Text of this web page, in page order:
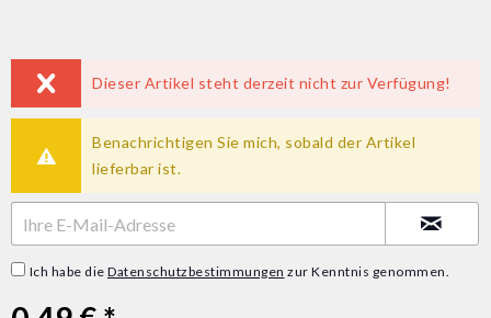
Dieser Artikel steht derzeit nicht zur Verfügung!
Benachrichtigen Sie mich, sobald der Artikel
lieferbar ist.
Ich habe die Datenschutzbestimmungen zur Kenntnis genommen.